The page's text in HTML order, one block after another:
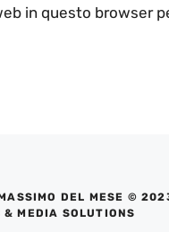
in questo browser
DEL MESE ©
MEDIA SOLUTIONS